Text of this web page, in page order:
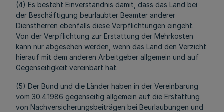
(4) Es besteht Einverständnis damit, dass das Land bei
der Beschäftigung beurlaubter Beamter anderer
Dienstherren ebenfalls diese Verpflichtungen eingeht.
Von der Verpflichtung zur Erstattung der Mehrkosten
kann nur abgesehen werden, wenn das Land den Verzicht
hierauf mit dem anderen Arbeitgeber allgemein und auf
Gegenseitigkeit vereinbart hat.
(5) Der Bund und die Länder haben in der Vereinbarung
vom 30.4.1986 gegenseitig allgemein auf die Erstattung
von Nachversicherungsbeiträgen bei Beurlaubungen und